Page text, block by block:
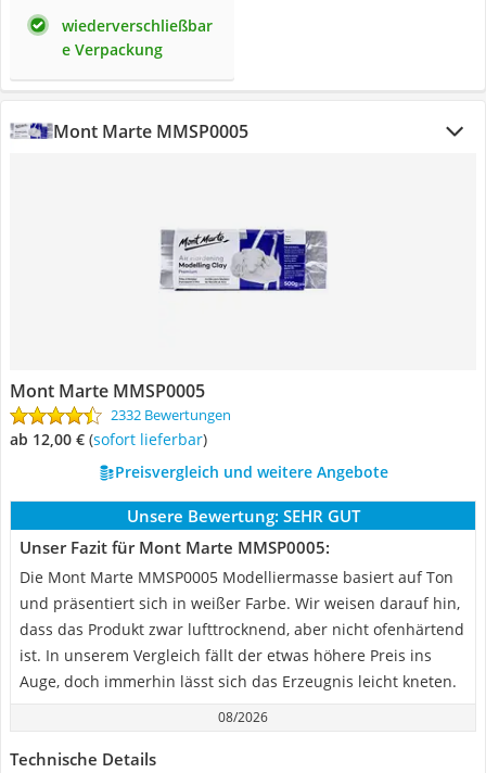
wiederverschließbar
e Verpackung
Mont Marte MMSP0005
Mont Marte MMSP0005
2332 Bewertungen
ab 12,00 € ( Sofort lieferbar)
Preisvergleich und weitere Angebote
Unsere Bewertung: SEHR GUT
Unser Fazit für Mont Marte MMSP0005:
Die Mont Marte MMSP0005 Modelliermasse basiert auf Ton
und präsentiert sich in weißer Farbe. Wir weisen darauf hin,
dass das Produkt zwar lufttrocknend, aber nicht ofenhärtend
ist. In unserem Vergleich fällt der etwas höhere Preis ins
Auge, doch immerhin lässt sich das Erzeugnis leicht kneten.
08/2026
Technische Details